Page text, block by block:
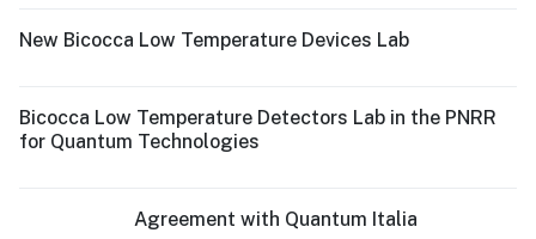
New Bicocca Low Temperature Devices Lab
Bicocca Low Temperature Detectors Lab in the PNRR
for Quantum Technologies
Agreement with Quantum Italia